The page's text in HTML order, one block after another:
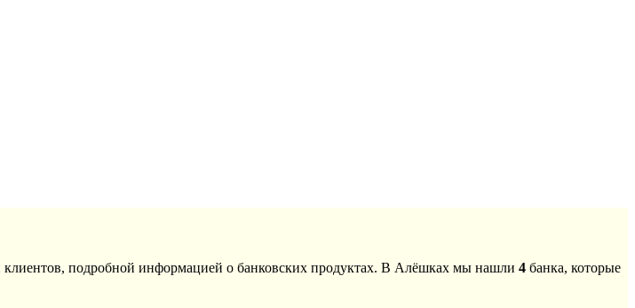
клиентов, подробной информацией о банковских продуктах. В Алёшках мы нашли 4 банка, которые